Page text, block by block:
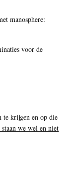
manosphere:
voor de
te krijgen en op die
staan we wel en niet